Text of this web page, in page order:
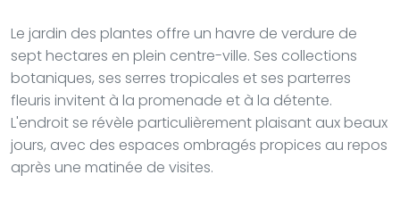
Le jardin des plantes offre un havre de verdure de
sept hectares en plein centre-ville. Ses collections
botaniques, ses serres tropicales et ses parterres
fleuris invitent à la promenade et à la détente.
L'endroit se révèle particulièrement plaisant aux beaux
jours, avec des espaces ombragés propices au repos
après une matinée de visites.